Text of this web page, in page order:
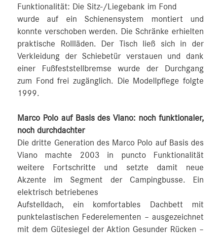
Funktionalität: Die Sitz-/Liegebank im Fond
wurde auf ein Schienensystem montiert und
konnte verschoben werden. Die Schränke erhielten
praktische Rollläden. Der Tisch ließ sich in der
Verkleidung der Schiebetür verstauen und dank
einer Fußfeststellbremse wurde der Durchgang
zum Fond frei zugänglich. Die Modellpflege folgte
1999.
Marco Polo auf Basis des Viano: noch funktionaler,
noch durchdachter
Die dritte Generation des Marco Polo auf Basis des
Viano machte 2003 in puncto Funktionalität
weitere Fortschritte und setzte damit neue
Akzente im Segment der Campingbusse. Ein
elektrisch betriebenes
Aufstelldach, ein komfortables Dachbett mit
punktelastischen Federelementen – ausgezeichnet
mit dem Gütesiegel der Aktion Gesunder Rücken –